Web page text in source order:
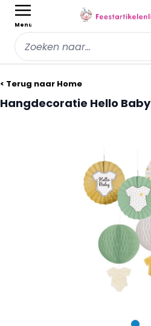
Menu
< Terug naar Home
Hangdecoratie Hello Baby